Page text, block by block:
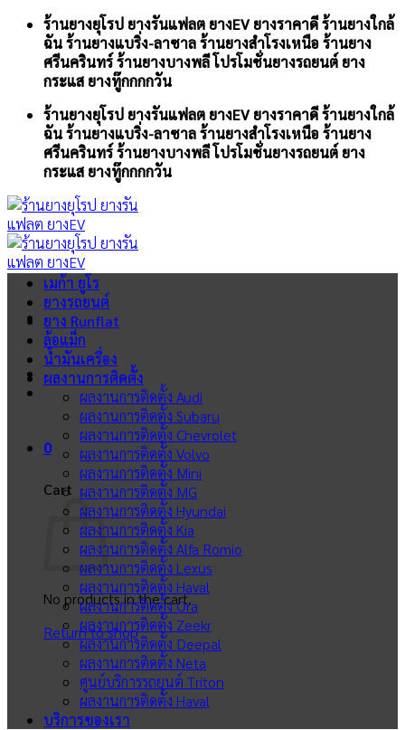
Skip
content
ร้านยางยุโรป ยางรันแฟลต ยางEV ยางราคาดี ร้านยางใกล้
ฉัน ร้านยางแบริ่ง-ลาซาล ร้านยางสำโรงเหนือ ร้านยาง
ศรีนครินทร์ ร้านยางบางพลี โปรโมชั่นยางรถยนต์ ยาง
กระแส ยางทู๊กกกกวัน
ร้านยางยุโรป ยางรันแฟลต ยางEV ยางราคาดี ร้านยางใกล้
ฉัน ร้านยางแบริ่ง-ลาซาล ร้านยางสำโรงเหนือ ร้านยาง
ศรีนครินทร์ ร้านยางบางพลี โปรโมชั่นยางรถยนต์ ยาง
กระแส ยางทู๊กกกกวัน
0
Cart
No products in the cart.
Return to shop
เมก้า ยูโร
ยางรถยนต์
ยาง Runflat
ล้อแม็ก
น้ำมันเครื่อง
ผลงานการติดตั้ง
ผลงานการติดตั้ง Audi
ผลงานการติดตั้ง Subaru
ผลงานการติดตั้ง Chevrolet
ผลงานการติดตั้ง Volvo
ผลงานการติดตั้ง Mini
ผลงานการติดตั้ง MG
ผลงานการติดตั้ง Hyundai
ผลงานการติดตั้ง Kia
ผลงานการติดตั้ง Alfa Romio
ผลงานการติดตั้ง Lexus
ผลงานการติดตั้ง Haval
ผลงานการติดตั้ง Ora
ผลงานการติดตั้ง Zeekr
ผลงานการติดตั้ง Deepal
ผลงานการติดตั้ง Neta
ศูนย์บริการรถยนต์ Triton
ผลงานการติดตั้ง Haval
บริการของเรา